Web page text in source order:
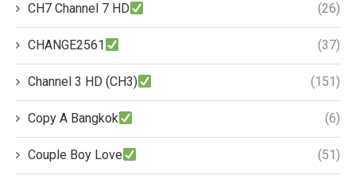
CH7 Channel 7 HD (26)
CHANGE2561 (37)
Channel 3 HD (CH3) (151)
Copy A Bangkok (6)
Couple Boy Love (51)